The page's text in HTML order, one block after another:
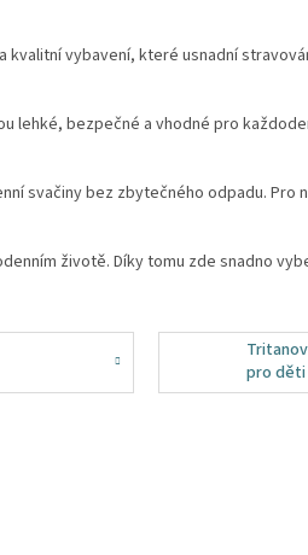
vybavení, které usnadní
lehké, bezpečné a vhodné pro
svačiny bez zbytečného odpadu. Pro
životě. Díky tomu zde snadno
pro děti
batohu